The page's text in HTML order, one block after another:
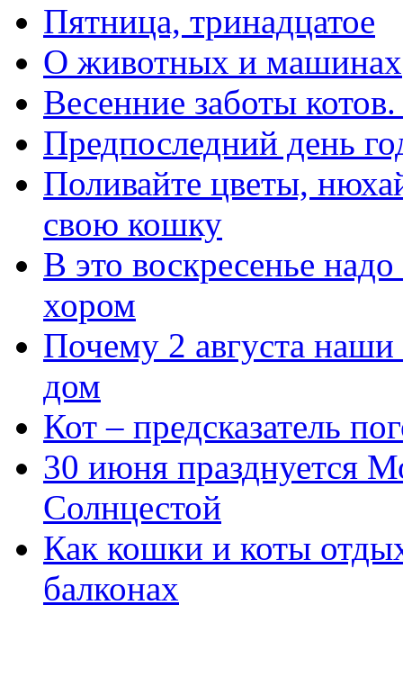
Пятница, тринадцатое
О животных и машинах
Весенние заботы
Предпоследний день
Поливайте цветы,
свою кошку
В это воскресенье
хором
Почему 2 августа
дом
Кот – предсказатель
30 июня празднуется
Солнцестой
Как кошки и коты
балконах